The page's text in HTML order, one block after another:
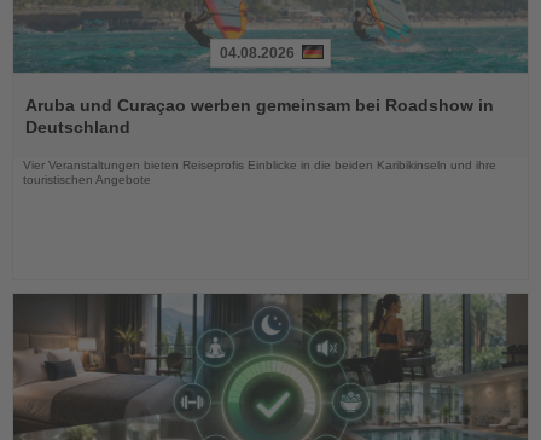
Sie
die
04.08.2026
Aruba und Curaçao werben gemeinsam bei Roadshow in
Deutschland
Vier Veranstaltungen bieten Reiseprofis Einblicke in die beiden Karibikinseln und ihre
touristischen Angebote